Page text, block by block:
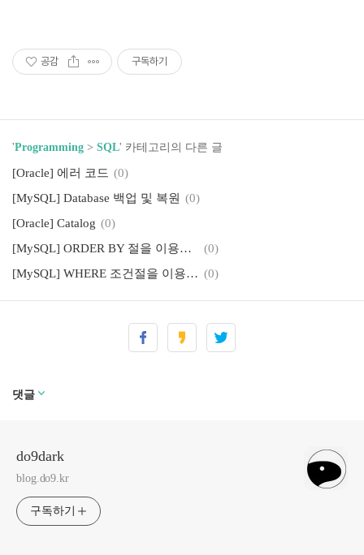
공감 구독하기
'Programming > SQL' 카테고리의 다른 글
[Oracle] 에러 코드 (0)
[MySQL] Database 백업 및 복원 (0)
[Oracle] Catalog (0)
[MySQL] ORDER BY 절을 이용한 다양한 방법
(0)
[MySQL] WHERE 조건절을 이용한 다양한 방법 (0)
[MySQL] PADSPACE - trailing spaces (0)
[MySQL] User 생성 및 삭제 (권한 관리)
(0)
댓글
do9dark
blog.do9.kr
구독하기